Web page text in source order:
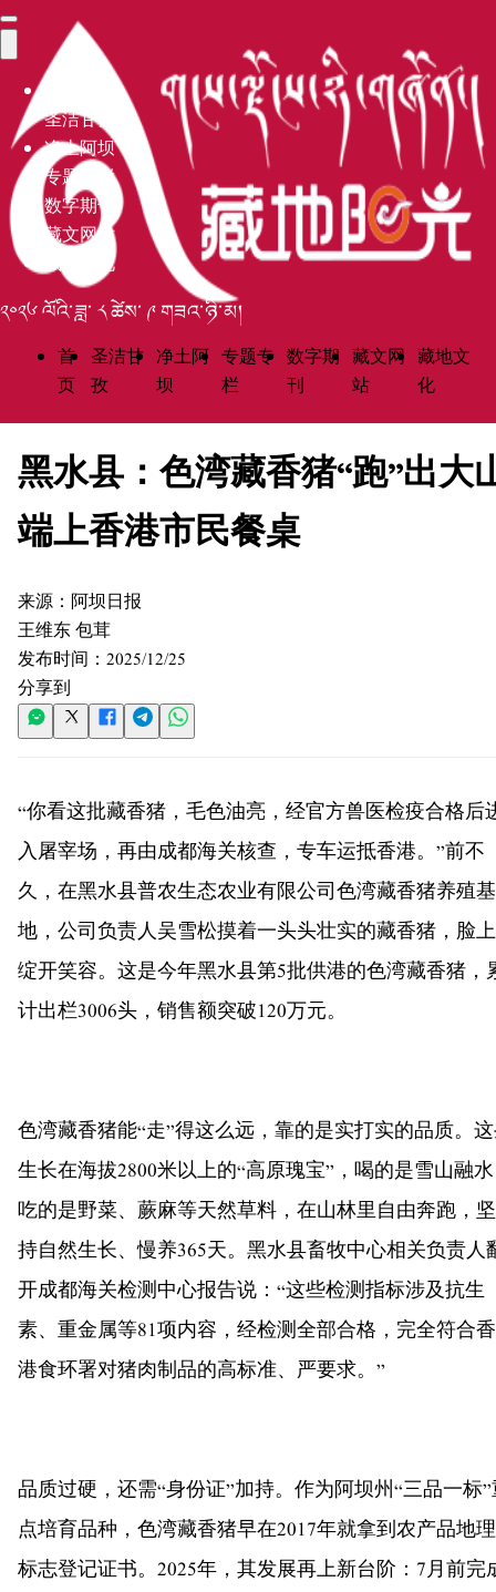
圣洁甘孜
净土阿坝
专题专栏
数字期刊
藏文网站
藏地文化
༢༠༢༦ ལོའི་ཟླ་ ༨ ཚེས་ ༩ གཟའ་ཉི་མ།
首
页
圣洁甘
孜
净土阿
坝
专题专
栏
数字期
刊
藏文网
站
藏地文
化
黑水县：色湾藏香猪“跑”出大
端上香港市民餐桌
来源： 阿坝日报
王维东 包茸
发布时间： 2025/12/25
分享到
“你看这批藏香猪，毛色油亮，经官方兽医检疫合格后
入屠宰场，再由成都海关核查，专车运抵香港。”前不
久，在黑水县普农生态农业有限公司色湾藏香猪养殖基
地，公司负责人吴雪松摸着一头头壮实的藏香猪，脸上
绽开笑容。这是今年黑水县第5批供港的色湾藏香猪，
计出栏3006头，销售额突破120万元。
色湾藏香猪能“走”得这么远，靠的是实打实的品质。
生长在海拔2800米以上的“高原瑰宝”，喝的是雪山融
吃的是野菜、蕨麻等天然草料，在山林里自由奔跑，坚
持自然生长、慢养365天。黑水县畜牧中心相关负责人
开成都海关检测中心报告说：“这些检测指标涉及抗生
素、重金属等81项内容，经检测全部合格，完全符合香
港食环署对猪肉制品的高标准、严要求。”
品质过硬，还需“身份证”加持。作为阿坝州“三品一标
点培育品种，色湾藏香猪早在2017年就拿到农产品地理
标志登记证书。2025年，其发展再上新台阶：7月前完